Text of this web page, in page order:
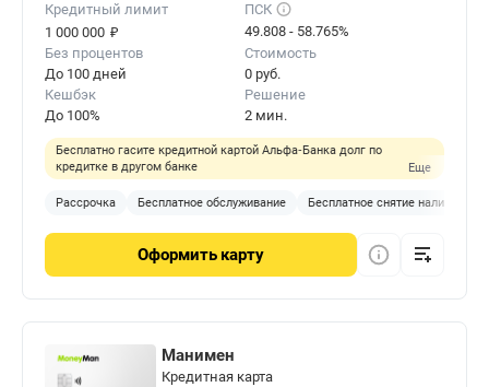
Кредитный лимит
1 000 000 ₽
ПСК
49.808 - 58.765%
Без процентов
До 100 дней
Стоимость
0 руб.
Кешбэк
До 100%
Решение
2 мин.
Бесплатно гасите кредитной картой Альфа‑Банка долг по
кредитке в другом банке
Еще
Рассрочка Бесплатное обслуживание Бесплатное снятие наличных
Оформить карту
Манимен
Кредитная карта